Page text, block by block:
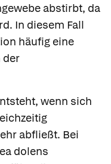
abstirbt, da
In diesem Fall
häufig eine
der
wenn sich
abfließt. Bei
dolens